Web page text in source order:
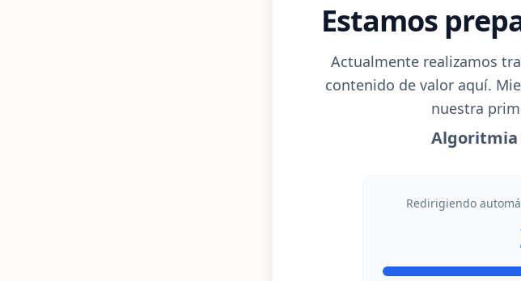
Estamos
Actualmente realizamos
contenido de valor aquí.
nuestra
Algoritmia
Redirigiendo